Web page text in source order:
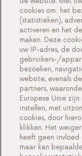
Veelgestelde
Contact
Cookie-
Cookiebeleid
Contact
Belangrijke
cookies om: het
(statistieken),
activeren en het
maken. Deze
uw IP-adres, de
gebruikers-/
bezoeken,
website, evenals
partners,
Europese Unie
instellen, met
cookies, door
klikken. Het
heeft geen
maar kan